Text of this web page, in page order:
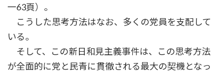
一63頁）。
こうした思考方法はなお、多くの党員を支配して
いる。
そして、この新日和見主義事件は、この思考方法
が全面的に党と民青に貫徹される最大の契機となっ